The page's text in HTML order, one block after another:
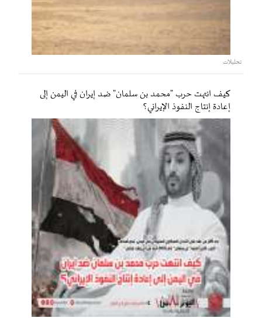
تحليلات
كيف انتهت حرب "محمد بن سلمان" ضد إيران في اليمن إلى
إعادة إنتاج النفوذ الإيراني؟